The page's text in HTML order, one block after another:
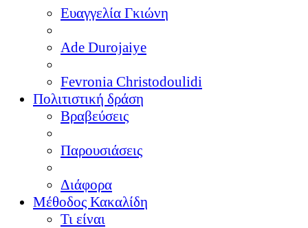
Ευαγγελία Γκιώνη
Ade Durojaiye
Fevronia Christodoulidi
Πολιτιστική δράση
Βραβεύσεις
Παρουσιάσεις
Διάφορα
Μέθοδος Κακαλίδη
Τι είναι